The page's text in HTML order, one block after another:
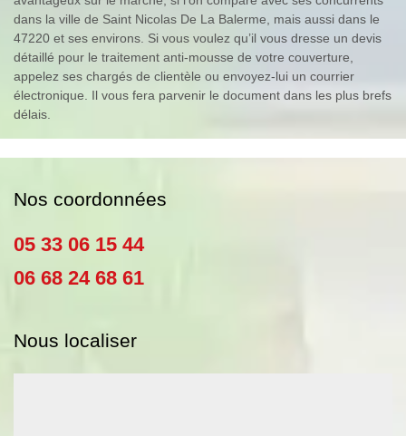
dans la ville de Saint Nicolas De La Balerme, mais aussi dans le
47220 et ses environs. Si vous voulez qu’il vous dresse un devis
détaillé pour le traitement anti-mousse de votre couverture,
appelez ses chargés de clientèle ou envoyez-lui un courrier
électronique. Il vous fera parvenir le document dans les plus brefs
délais.
Nos coordonnées
05 33 06 15 44
06 68 24 68 61
Nous localiser